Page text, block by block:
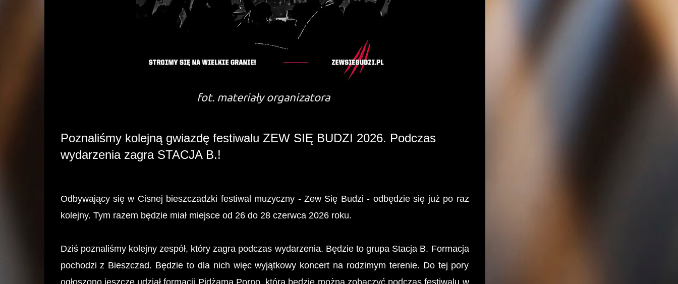
fot. materiały organizatora
Poznaliśmy kolejną gwiazdę festiwalu ZEW SIĘ BUDZI 2026. Podczas
wydarzenia zagra STACJA B.!
Odbywający się w Cisnej bieszczadzki festiwal muzyczny - Zew Się Budzi - odbędzie się już po raz
kolejny. Tym razem będzie miał miejsce od 26 do 28 czerwca 2026 roku.
Dziś poznaliśmy kolejny zespół, który zagra podczas wydarzenia. Będzie to grupa Stacja B. Formacja
pochodzi z Bieszczad. Będzie to dla nich więc wyjątkowy koncert na rodzimym terenie. Do tej pory
ogłoszono jeszcze udział formacji Pidżama Porno, którą będzie można zobaczyć podczas festiwalu w